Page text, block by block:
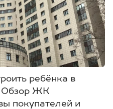
ребёнка в
Обзор ЖК
покупателей и